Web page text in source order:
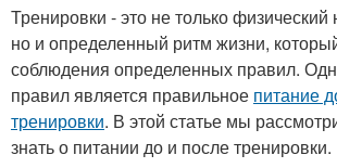
Тренировки - это не только физический
но и определенный ритм жизни,
соблюдения определенных правил.
правил является правильное питание
тренировки. В этой статье мы
знать о питании до и после тренировки.